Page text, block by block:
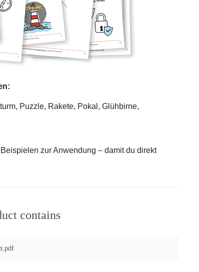
Puzzle, Rakete, Pokal, Glühbirne,
zur Anwendung – damit du direkt
contains